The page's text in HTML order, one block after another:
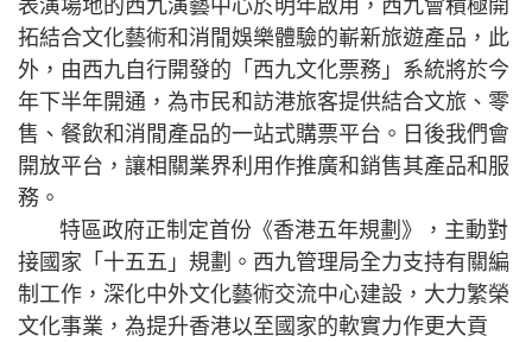
表演場地的西九演藝中心於明年啟用，西九會積極開
拓結合文化藝術和消閒娛樂體驗的嶄新旅遊產品，此
外，由西九自行開發的「西九文化票務」系統將於今
年下半年開通，為市民和訪港旅客提供結合文旅、零
售、餐飲和消閒產品的一站式購票平台。日後我們會
開放平台，讓相關業界利用作推廣和銷售其產品和服
務。
特區政府正制定首份《香港五年規劃》，主動對
接國家「十五五」規劃。西九管理局全力支持有關編
制工作，深化中外文化藝術交流中心建設，大力繁榮
文化事業，為提升香港以至國家的軟實力作更大貢